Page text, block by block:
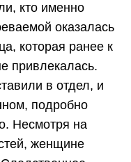
кто именно
оказалась
которая ранее к
привлекалась.
в отдел, и
подробно
Несмотря на
женщине